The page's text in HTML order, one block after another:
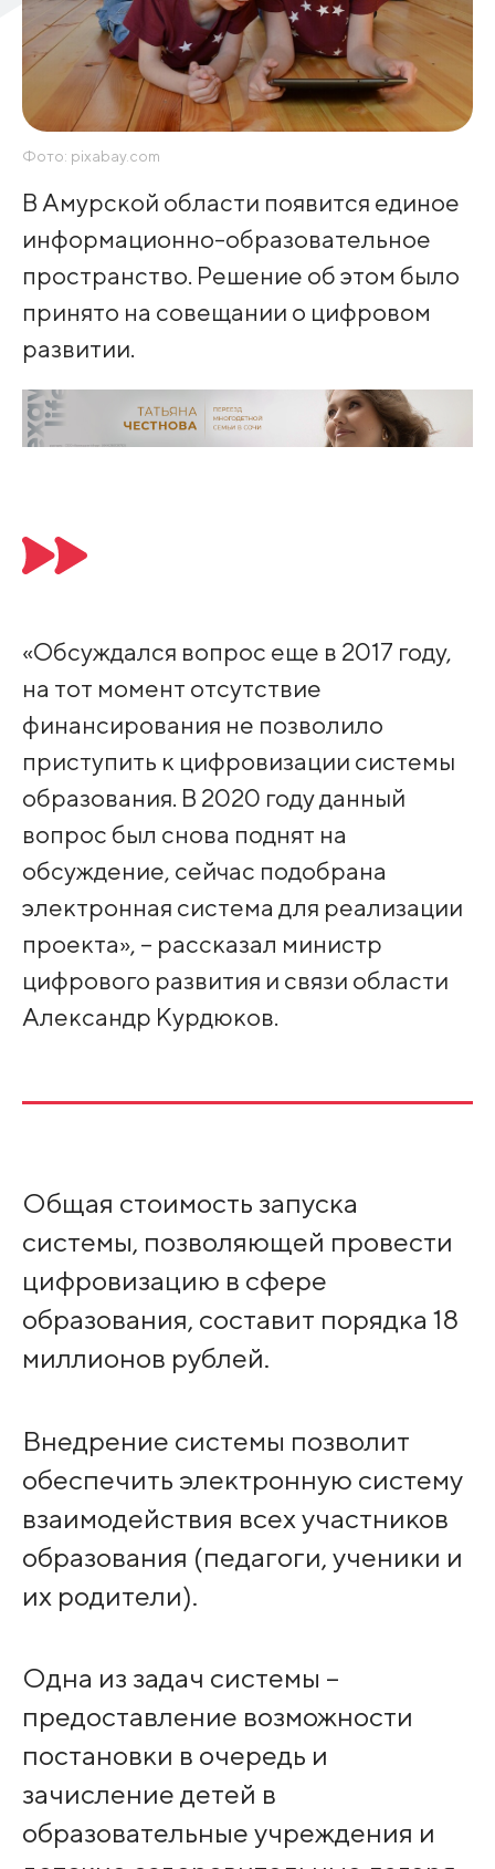
Фото: pixabay.com
В Амурской области появится единое
информационно-образовательное
пространство. Решение об этом было
принято на совещании о цифровом
развитии.
«Обсуждался вопрос еще в 2017 году,
на тот момент отсутствие
финансирования не позволило
приступить к цифровизации системы
образования. В 2020 году данный
вопрос был снова поднят на
обсуждение, сейчас подобрана
электронная система для реализации
проекта», – рассказал министр
цифрового развития и связи области
Александр Курдюков.
Общая стоимость запуска
системы, позволяющей провести
цифровизацию в сфере
образования, составит порядка 18
миллионов рублей.
Внедрение системы позволит
обеспечить электронную систему
взаимодействия всех участников
образования (педагоги, ученики и
их родители).
Одна из задач системы –
предоставление возможности
постановки в очередь и
зачисление детей в
образовательные учреждения и